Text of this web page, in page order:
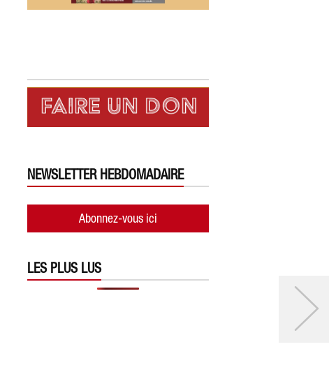
NEWSLETTER HEBDOMADAIRE
Abonnez-vous ici
LES PLUS LUS